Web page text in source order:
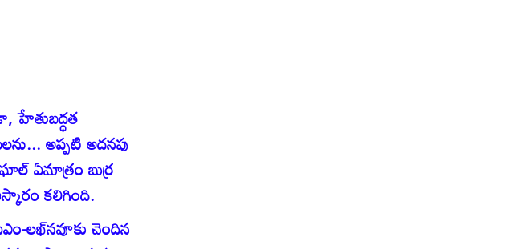
హేతుబద్ధత
అప్పటి అదనపు
ఏమాత్రం బుర్ర
కలిగింది.
లఖ్‌నవూకు చెందిన